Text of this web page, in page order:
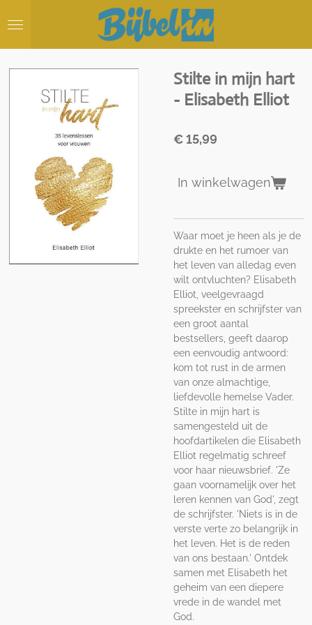
direct
hoofdinhoud
Stilte in mijn hart
- Elisabeth Elliot
€ 15,99
In winkelwagen
Waar moet je heen als je de
drukte en het rumoer van
het leven van alledag even
wilt ontvluchten? Elisabeth
Elliot, veelgevraagd
spreekster en schrijfster van
een groot aantal
bestsellers, geeft daarop
een eenvoudig antwoord:
kom tot rust in de armen
van onze almachtige,
liefdevolle hemelse Vader.
Stilte in mijn hart is
samengesteld uit de
hoofdartikelen die Elisabeth
Elliot regelmatig schreef
voor haar nieuwsbrief. 'Ze
gaan voornamelijk over het
leren kennen van God', zegt
de schrijfster. 'Niets is in de
verste verte zo belangrijk in
het leven. Het is de reden
van ons bestaan.' Ontdek
samen met Elisabeth het
geheim van een diepere
vrede in de wandel met
God.